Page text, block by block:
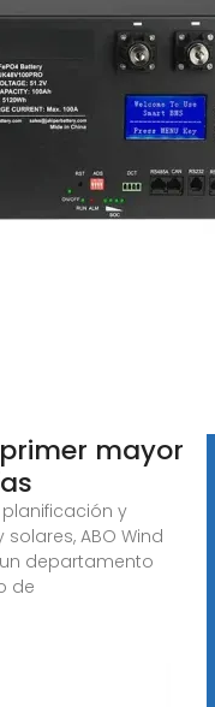
mayor
y
ABO Wind
departamento
de